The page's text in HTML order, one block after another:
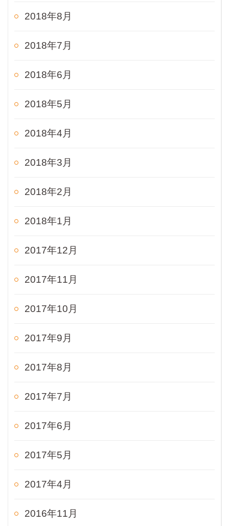
2018年8月
2018年7月
2018年6月
2018年5月
2018年4月
2018年3月
2018年2月
2018年1月
2017年12月
2017年11月
2017年10月
2017年9月
2017年8月
2017年7月
2017年6月
2017年5月
2017年4月
2016年11月